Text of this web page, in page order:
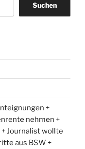
Suchen
+
nehmen +
Journalist wollte
aus BSW +